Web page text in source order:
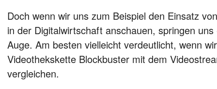
Doch wenn wir uns zum Beispiel den Einsatz
in der Digitalwirtschaft anschauen, springen
Auge. Am besten vielleicht verdeutlicht, wenn
Videothekskette Blockbuster mit dem
vergleichen.